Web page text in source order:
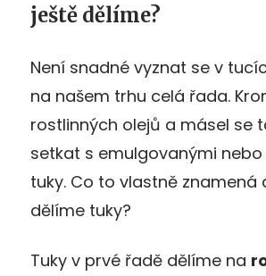
ještě dělíme?
Není snadné vyznat se v
na našem trhu celá řada.
rostlinných olejů a másel se
setkat s emulgovanými nebo
tuky. Co to vlastně znamená
dělíme tuky?
Tuky v prvé řadě dělíme na